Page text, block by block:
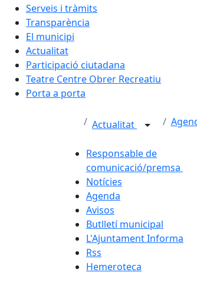
Serveis i tràmits
Transparència
El municipi
Actualitat
Participació ciutadana
Teatre Centre Obrer Recreatiu
Porta a porta
Actualitat
Responsable de
comunicació/premsa
Notícies
Agenda
Avisos
Butlletí municipal
L'Ajuntament Informa
Rss
Hemeroteca